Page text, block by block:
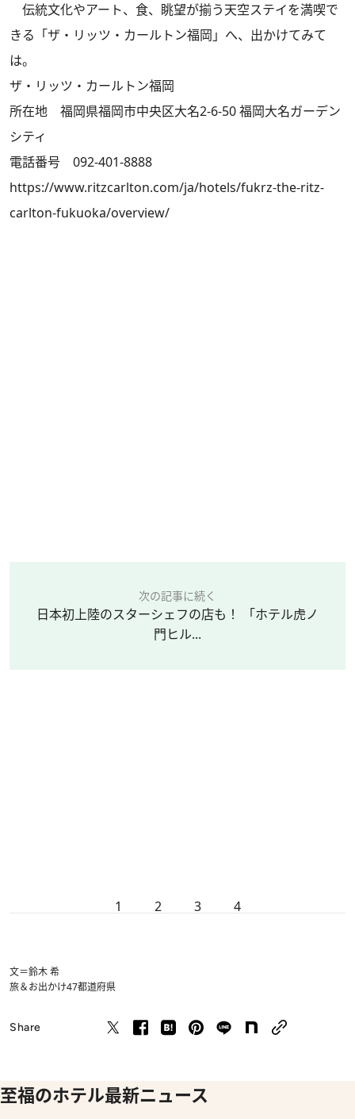
伝統文化やアート、食、眺望が揃う天空ステイを満喫で
きる「ザ・リッツ・カールトン福岡」へ、出かけてみて
は。
ザ・リッツ・カールトン福岡
所在地 福岡県福岡市中央区大名2-6-50 福岡大名ガーデン
シティ
電話番号 092-401-8888
https://www.ritzcarlton.com/ja/hotels/fukrz-the-ritz-
carlton-fukuoka/overview/
次の記事に続く
日本初上陸のスターシェフの店も！ 「ホテル虎ノ
門ヒル...
1 2 3 4
文＝鈴木 希
旅＆お出かけ47都道府県
Share
至福のホテル最新ニュース